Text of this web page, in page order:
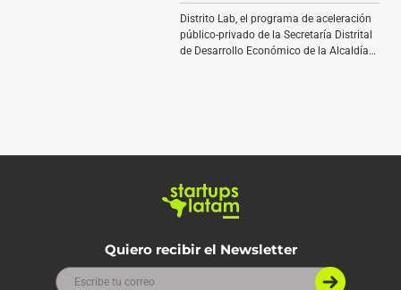
Distrito Lab, el programa de aceleración
público-privado de la Secretaría Distrital
de Desarrollo Económico de la Alcaldía
Quiero recibir el Newsletter